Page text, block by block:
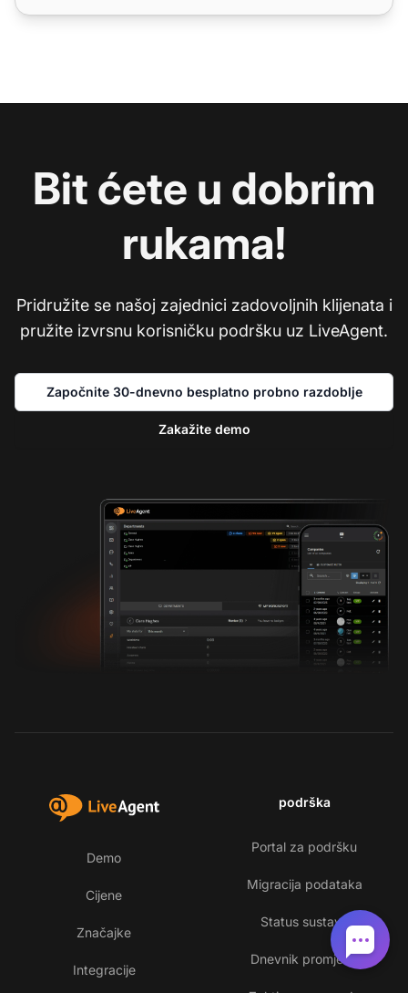
Bit ćete u dobrim
rukama!
Pridružite se našoj zajednici zadovoljnih klijenata i
pružite izvrsnu korisničku podršku uz LiveAgent.
Započnite 30-dnevno besplatno probno razdoblje
Zakažite demo
Demo
Cijene
Značajke
Integracije
podrška
Portal za podršku
Migracija podataka
Status sustava
Dnevnik promjena